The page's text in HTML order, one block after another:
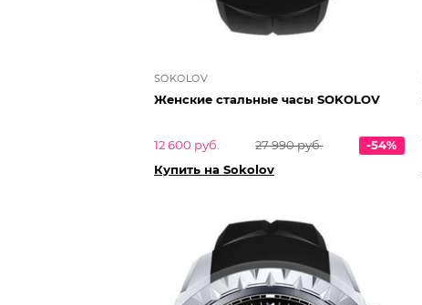
SOKOLOV
Женские стальные часы SOKOLOV
12 600 руб. 27 990 руб.
-54%
Купить на Sokolov